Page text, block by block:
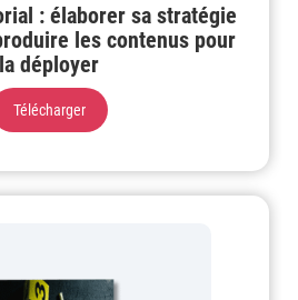
: élaborer sa stratégie
les contenus pour
la déployer
Télécharger